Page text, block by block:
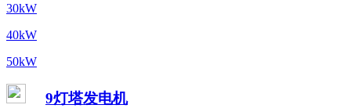
30kW
40kW
50kW
9灯塔发电机